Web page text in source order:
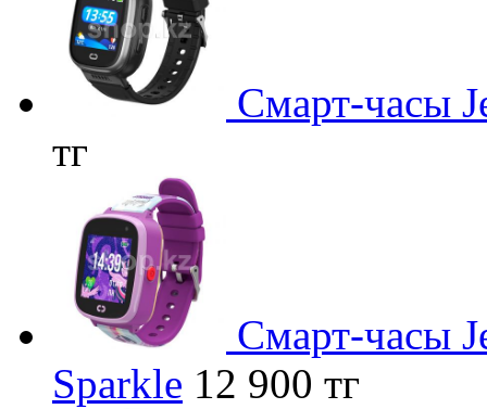
Смарт-часы
тг
Смарт-часы
Sparkle 12 900 тг